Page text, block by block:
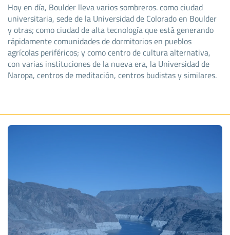
Hoy en día, Boulder lleva varios sombreros. como ciudad
universitaria, sede de la Universidad de Colorado en Boulder
y otras; como ciudad de alta tecnología que está generando
rápidamente comunidades de dormitorios en pueblos
agrícolas periféricos; y como centro de cultura alternativa,
con varias instituciones de la nueva era, la Universidad de
Naropa, centros de meditación, centros budistas y similares.